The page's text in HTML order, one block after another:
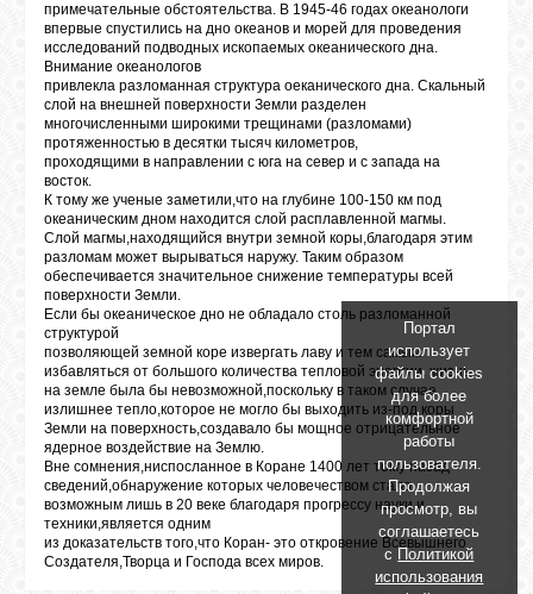
БИБЛИОТЕКА
ФОРУМ
ВИДЕО
МУЗЫКА
примечательные обстоятельства. В 1945-46 годах океанологи
впервые спустились на дно океанов и морей для проведения
исследований подводных ископаемых океанического дна.
Внимание океанологов
привлекла разломанная структура оеканического дна. Скальный
слой на внешней поверхности Земли разделен
многочисленными широкими трещинами (разломами)
протяженностью в десятки тысяч километров,
проходящими в направлении с юга на север и с запада на
восток.
К тому же ученые заметили,что на глубине 100-150 км под
океаническим дном находится слой расплавленной магмы.
Слой магмы,находящийся внутри земной коры,благодаря этим
разломам может вырываться наружу. Таким образом
обеспечивается значительное снижение температуры всей
поверхности Земли.
Если бы океаническое дно не обладало столь разломанной
структурой
позволяющей земной коре извергать лаву и тем самым
избавляться от большого количества тепловой энергии, жизнь
на земле была бы невозможной,поскольку в таком случае
излишнее тепло,которое не могло бы выходить из-под коры
Земли на поверхность,создавало бы мощное отрицательное
ядерное воздействие на Землю.
Вне сомнения,ниспосланное в Коране 1400 лет тому назад
сведений,обнаружение которых человечеством стало
возможным лишь в 20 веке благодаря прогрессу науки и
техники,является одним
из доказательств того,что Коран- это откровение Всевышнего
Создателя,Творца и Господа всех миров.
Портал
использует
файлы cookies
для более
комфортной
работы
пользователя.
Продолжая
просмотр, вы
соглашаетесь
с Политикой
использования